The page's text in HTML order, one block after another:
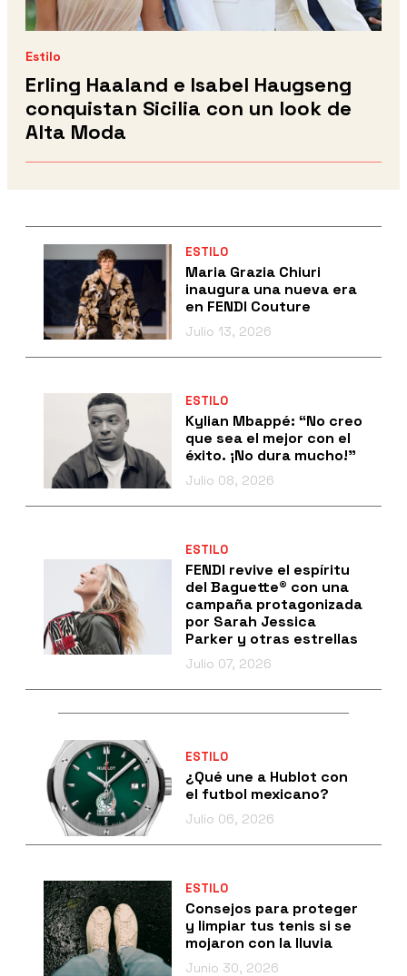
Estilo
Erling Haaland e Isabel Haugseng
conquistan Sicilia con un look de
Alta Moda
ESTILO
Maria Grazia Chiuri
inaugura una nueva era
en FENDI Couture
Julio 13, 2026
ESTILO
Kylian Mbappé: “No creo
que sea el mejor con el
éxito. ¡No dura mucho!”
Julio 08, 2026
ESTILO
FENDI revive el espíritu
del Baguette® con una
campaña protagonizada
por Sarah Jessica
Parker y otras estrellas
Julio 07, 2026
ESTILO
¿Qué une a Hublot con
el futbol mexicano?
Julio 06, 2026
ESTILO
Consejos para proteger
y limpiar tus tenis si se
mojaron con la lluvia
Junio 30, 2026